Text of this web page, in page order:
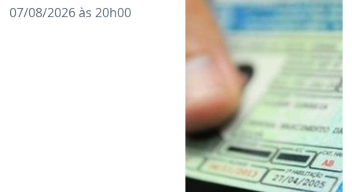
07/08/2026 às 20h00